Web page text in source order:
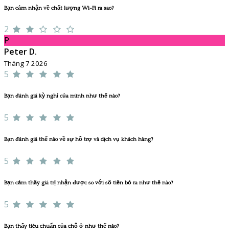
Bạn cảm nhận về chất lượng Wi-Fi ra sao?
2
P
Peter D.
Tháng 7 2026
5
Bạn đánh giá kỳ nghỉ của mình như thế nào?
5
Bạn đánh giá thế nào về sự hỗ trợ và dịch vụ khách hàng?
5
Bạn cảm thấy giá trị nhận được so với số tiền bỏ ra như thế nào?
5
Bạn thấy tiêu chuẩn của chỗ ở như thế nào?